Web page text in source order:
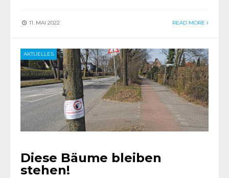
11. MAI 2022 READ MORE
AKTUELLES
Diese Bäume bleiben
stehen!